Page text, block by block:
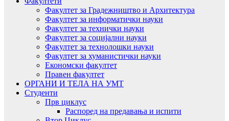
Факултет за Градежништво и Архитектура
Факултет за информатички науки
Факултет за технички науки
Факултет за социјални науки
Факултет за технолошки науки
Факултет за хуманистички науки
Економски факултет
Правен факултет
ОРГАНИ И ТЕЛА НА УМТ
Студенти
Прв циклус
Распоред на предавањa и испити